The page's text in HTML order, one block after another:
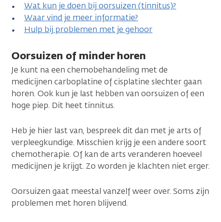
Wat kun je doen bij oorsuizen (tinnitus)?
Waar vind je meer informatie?
Hulp bij problemen met je gehoor
Oorsuizen of minder horen
Je kunt na een chemobehandeling met de
medicijnen carboplatine of cisplatine slechter gaan
horen. Ook kun je last hebben van oorsuizen of een
hoge piep. Dit heet tinnitus.
Heb je hier last van, bespreek dit dan met je arts of
verpleegkundige. Misschien krijg je een andere soort
chemotherapie. Of kan de arts veranderen hoeveel
medicijnen je krijgt. Zo worden je klachten niet erger.
Oorsuizen gaat meestal vanzelf weer over. Soms zijn
problemen met horen blijvend.